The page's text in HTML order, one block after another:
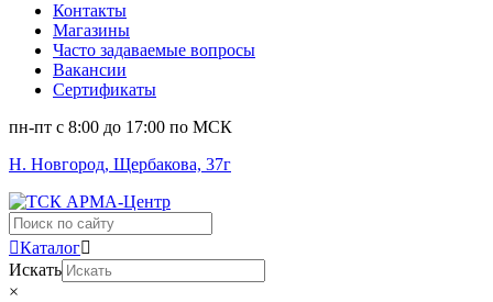
Контакты
Магазины
Часто задаваемые вопросы
Вакансии
Сертификаты
пн-пт c 8:00 до 17:00 по МСК
Н. Новгород, Щербакова, 37г
Поиск
...Каталог
Искать
×